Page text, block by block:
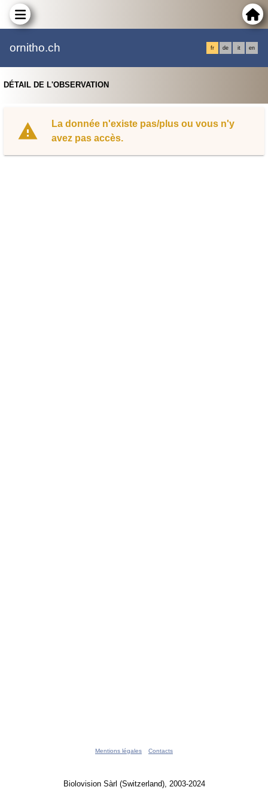
ornitho.ch fr de it en
DÉTAIL DE L'OBSERVATION
La donnée n'existe pas/plus ou vous n'y
avez pas accès.
Mentions légales Contacts
Biolovision Sàrl (Switzerland), 2003-2024